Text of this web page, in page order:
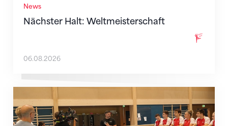
News
Nächster Halt: Weltmeisterschaft
06.08.2026
Mit klaren Zielen nach Zagreb